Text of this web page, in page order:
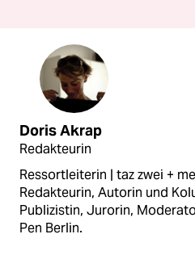
Doris Akrap
Redakteurin
Ressortleiterin | taz zwei +
Redakteurin, Autorin und
Publizistin, Jurorin,
Pen Berlin.